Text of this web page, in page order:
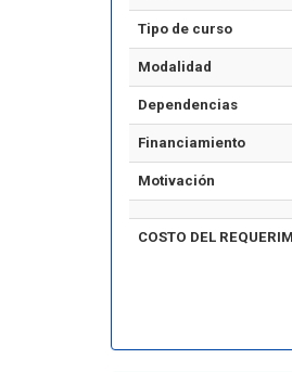
Tipo de curso
Modalidad
Dependencias
Financiamiento
Motivación
COSTO DEL